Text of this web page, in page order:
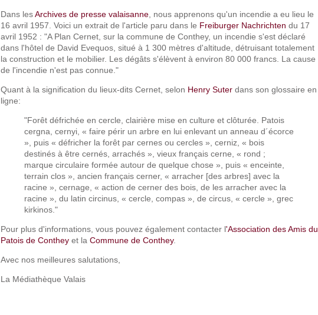
Dans lesArchives de presse valaisanne, nous apprenons qu'un incendie a eu lieu le
16 avril 1957. Voici un extrait de l'article paru dans le Freiburger Nachrichten du 17
avril 1952 : "A Plan Cernet, sur la commune de Conthey, un incendie s'est déclaré
dans l'hôtel de David Evequos, situé à 1 300 mètres d'altitude, détruisant totalement
la construction et le mobilier. Les dégâts s'élèvent à environ 80 000 francs. La cause
de l'incendie n'est pas connue."
Quant à la signification du lieux-dits Cernet, selon Henry Suterdans son glossaire en
ligne:
"Forêt défrichée en cercle, clairière mise en culture et clôturée. Patois
cergna, cernyi, « faire périr un arbre en lui enlevant un anneau d´écorce
», puis « défricher la forêt par cernes ou cercles », cerniz, « bois
destinés à être cernés, arrachés », vieux français cerne, « rond ;
marque circulaire formée autour de quelque chose », puis « enceinte,
terrain clos », ancien français cerner, « arracher [des arbres] avec la
racine », cernage, « action de cerner des bois, de les arracher avec la
racine », du latin circinus, « cercle, compas », de circus, « cercle », grec
kirkinos."
Pour plus d'informations, vous pouvez également contacter l'Association des Amis du
Patois de Contheyet la Commune de Conthey.
Avec nos meilleures salutations,
La Médiathèque Valais